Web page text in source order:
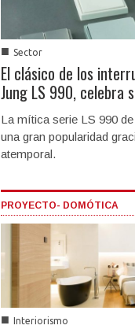
■ Sector
El clásico de los
Jung LS 990, celebra
La mítica serie LS 990
una gran popularidad
atemporal.
PROYECTO- DOMÓTICA
■ Interiorismo